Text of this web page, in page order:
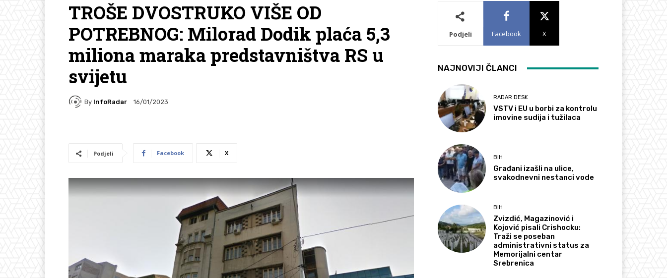
TROŠE DVOSTRUKO VIŠE OD
POTREBNOG: Milorad Dodik plaća 5,3
miliona maraka predstavništva RS u
svijetu
By InfoRadar 16/01/2023
Podjeli Facebook X
Podjeli Facebook X
NAJNOVIJI ČLANCI
RADAR DESK
VSTV i EU u borbi za kontrolu
imovine sudija i tužilaca
BIH
Građani izašli na ulice,
svakodnevni nestanci vode
BIH
Zvizdić, Magazinović i
Kojović pisali Crishocku:
Traži se poseban
administrativni status za
Memorijalni centar
Srebrenica